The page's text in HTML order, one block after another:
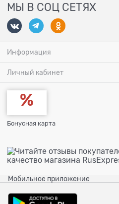
МЫ В СОЦ СЕТЯХ
Информация
Личный кабинет
Бонусная карта
Мобильное приложение